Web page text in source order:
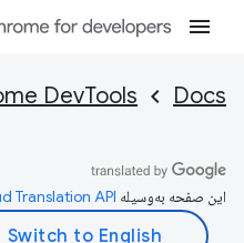
Docs
DevTools
این صفحه به‌وسیله